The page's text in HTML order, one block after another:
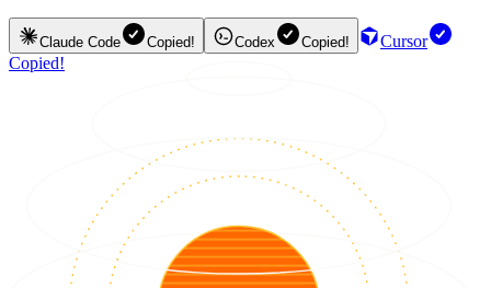
Claude Code Copied! Codex Copied!
Cursor
Copied!